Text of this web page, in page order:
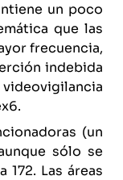
un poco
que las
frecuencia,
indebida
(un
sólo se
Las áreas